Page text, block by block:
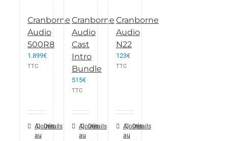
Cranborne
Audio
500R8
1.899€
TTC
Ajouter
au
Détails
Cranborne
Audio
Cast
Intro
Bundle
515€
TTC
Ajouter
au
Détails
Cranborne
Audio
N22
123€
TTC
Ajouter
au
Détails